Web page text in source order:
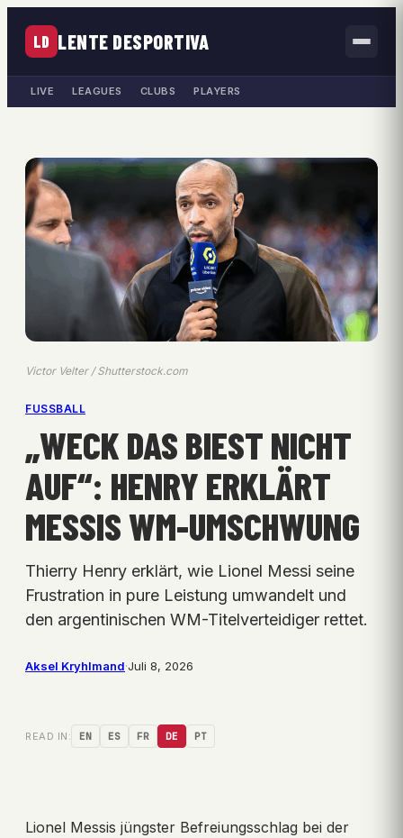
LD LENTE DESPORTIVA
LIVE LEAGUES CLUBS PLAYERS
Victor Velter / Shutterstock.com
FUSSBALL
„WECK DAS BIEST NICHT
AUF“: HENRY ERKLÄRT
MESSIS WM-UMSCHWUNG
Thierry Henry erklärt, wie Lionel Messi seine
Frustration in pure Leistung umwandelt und
den argentinischen WM-Titelverteidiger rettet.
Aksel Kryhlmand·Juli 8, 2026
READ IN: EN ES FR DE PT
Lionel Messis jüngster Befreiungsschlag bei der